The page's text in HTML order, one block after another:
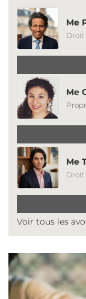
Me
Droit
Me
Me
Droit
Voir tous les